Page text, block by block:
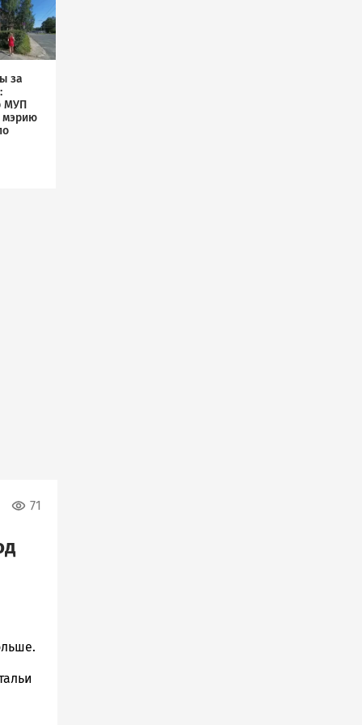
за
МУП
мэрию
71